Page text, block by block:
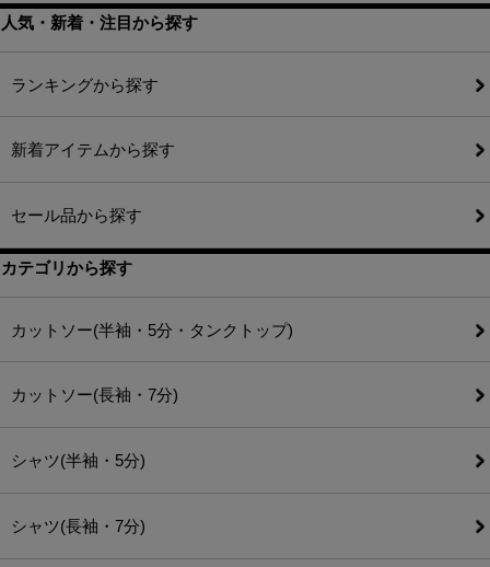
人気・新着・注目から探す
ランキングから探す
新着アイテムから探す
セール品から探す
カテゴリから探す
カットソー(半袖・5分・タンクトップ)
カットソー(長袖・7分)
シャツ(半袖・5分)
シャツ(長袖・7分)